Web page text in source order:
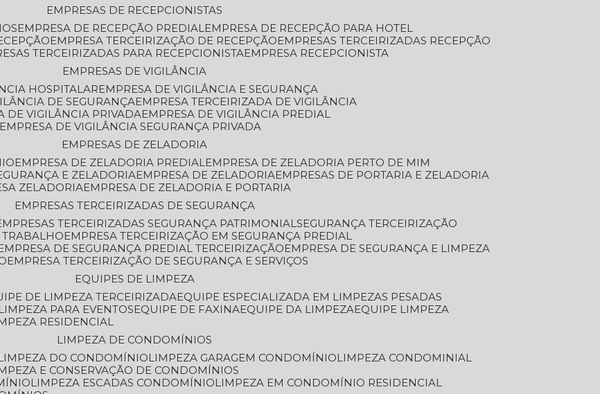
EMPRESAS DE RECEPCIONISTAS
EMPRESA DE RECEPÇÃO PREDIAL
EMPRESA DE RECEPÇÃO PARA HOTEL
EMPRESA TERCEIRIZAÇÃO DE RECEPÇÃO
EMPRESAS TERCEIRIZADAS RECEPÇÃO
TERCEIRIZADAS PARA RECEPCIONISTA
EMPRESA RECEPCIONISTA
EMPRESAS DE VIGILÂNCIA
HOSPITALAR
EMPRESA DE VIGILÂNCIA E SEGURANÇA
DE SEGURANÇA
EMPRESA TERCEIRIZADA DE VIGILÂNCIA
DE VIGILÂNCIA PRIVADA
EMPRESA DE VIGILÂNCIA PREDIAL
EMPRESA DE VIGILÂNCIA SEGURANÇA PRIVADA
EMPRESAS DE ZELADORIA
EMPRESA DE ZELADORIA PREDIAL
EMPRESA DE ZELADORIA PERTO DE MIM
E ZELADORIA EMPRESA DE ZELADORIA
EMPRESAS DE PORTARIA E ZELADORIA
ZELADORIA
EMPRESA DE ZELADORIA E PORTARIA
EMPRESAS TERCEIRIZADAS DE SEGURANÇA
EMPRESAS TERCEIRIZADAS SEGURANÇA PATRIMONIAL SEGURANÇA TERCEIRIZAÇÃO
TRABALHO
EMPRESA TERCEIRIZAÇÃO EM SEGURANÇA PREDIAL
EMPRESA DE SEGURANÇA PREDIAL TERCEIRIZAÇÃO
EMPRESA DE SEGURANÇA E LIMPEZA
EMPRESA TERCEIRIZAÇÃO DE SEGURANÇA E SERVIÇOS
EQUIPES DE LIMPEZA
DE LIMPEZA TERCEIRIZADA EQUIPE ESPECIALIZADA EM LIMPEZAS PESADAS
PARA EVENTOS EQUIPE DE FAXINA EQUIPE DA LIMPEZA EQUIPE LIMPEZA
RESIDENCIAL
LIMPEZA DE CONDOMÍNIOS
LIMPEZA DO CONDOMÍNIO LIMPEZA GARAGEM CONDOMÍNIO
LIMPEZA CONDOMINIAL
E CONSERVAÇÃO DE CONDOMÍNIOS
LIMPEZA ESCADAS CONDOMÍNIO
LIMPEZA EM CONDOMÍNIO RESIDENCIAL